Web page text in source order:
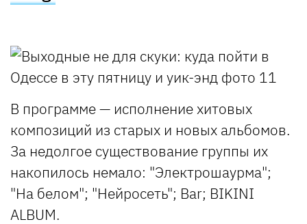
В программе — исполнение хитовых
композиций из старых и новых альбомов.
За недолгое существование группы их
накопилось немало: "Электрошаурма";
"На белом"; "Нейросеть"; Bar; BIKINI
ALBUM.